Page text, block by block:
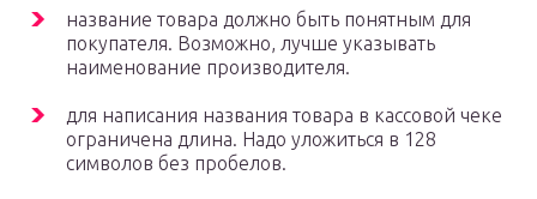
название товара должно быть понятным для
покупателя. Возможно, лучше указывать
наименование производителя.
для написания названия товара в кассовой чеке
ограничена длина. Надо уложиться в 128
символов без пробелов.